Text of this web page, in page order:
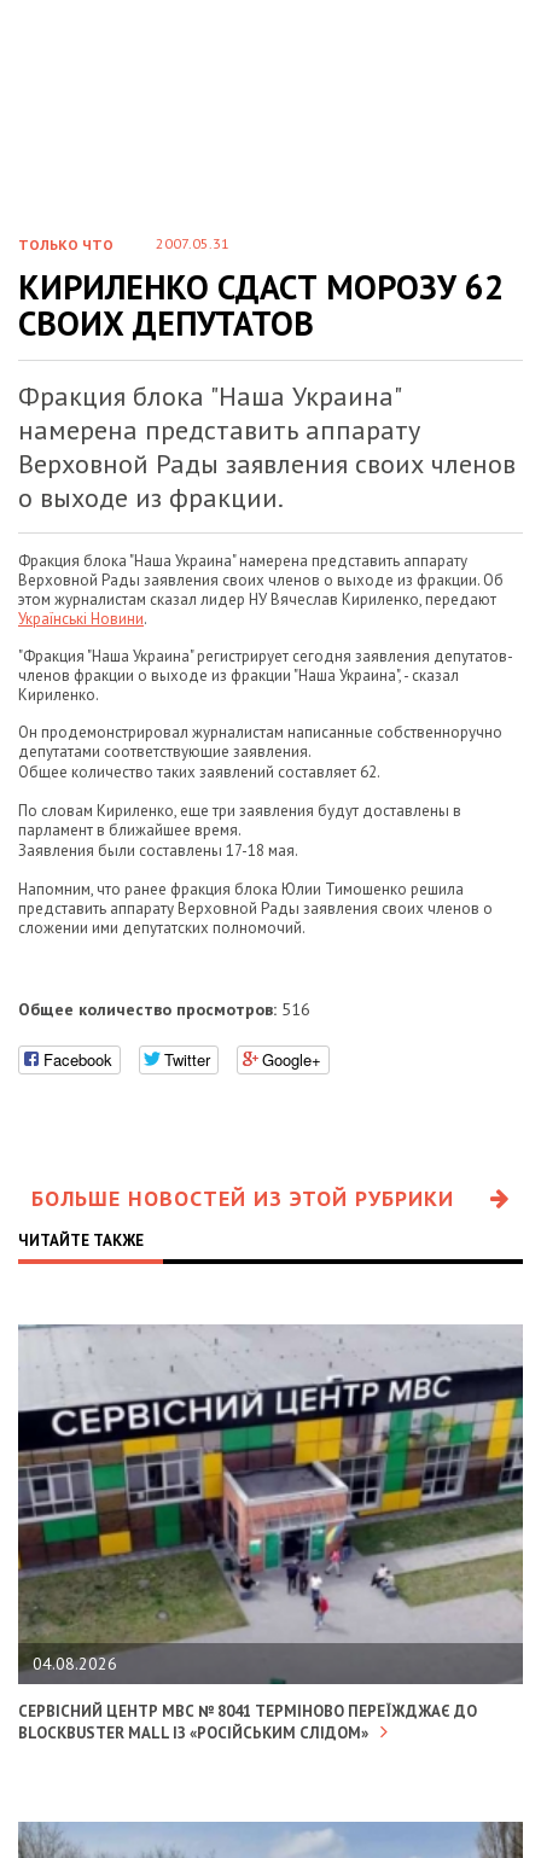
ТОЛЬКО ЧТО 2007.05.31
КИРИЛЕНКО СДАСТ МОРОЗУ 62
СВОИХ ДЕПУТАТОВ
Фракция блока "Наша Украина"
намерена представить аппарату
Верховной Рады заявления своих членов
о выходе из фракции.
Фракция блока "Наша Украина" намерена представить аппарату
Верховной Рады заявления своих членов о выходе из фракции. Об
этом журналистам сказал лидер НУ Вячеслав Кириленко, передают
Українські Новини.
"Фракция "Наша Украина" регистрирует сегодня заявления депутатов-
членов фракции о выходе из фракции "Наша Украина", - сказал
Кириленко.
Он продемонстрировал журналистам написанные собственноручно
депутатами соответствующие заявления.
Общее количество таких заявлений составляет 62.
По словам Кириленко, еще три заявления будут доставлены в
парламент в ближайшее время.
Заявления были составлены 17-18 мая.
Напомним, что ранее фракция блока Юлии Тимошенко решила
представить аппарату Верховной Рады заявления своих членов о
сложении ими депутатских полномочий.
Общее количество просмотров: 516
Facebook Twitter Google+
БОЛЬШЕ НОВОСТЕЙ ИЗ ЭТОЙ РУБРИКИ
ЧИТАЙТЕ ТАКЖЕ
04.08.2026
СЕРВІСНИЙ ЦЕНТР МВС № 8041 ТЕРМІНОВО ПЕРЕЇЖДЖАЄ ДО
BLOCKBUSTER MALL ІЗ «РОСІЙСЬКИМ СЛІДОМ»